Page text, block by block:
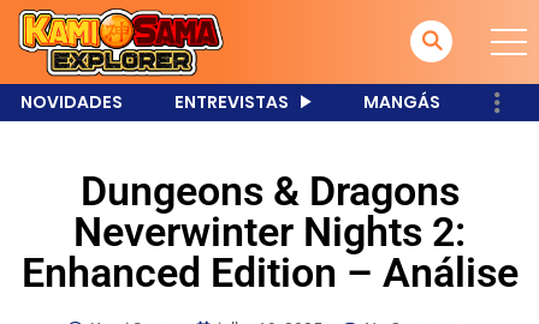
NOVIDADES ENTREVISTAS MANGÁS
Dungeons & Dragons
Neverwinter Nights 2:
Enhanced Edition – Análise